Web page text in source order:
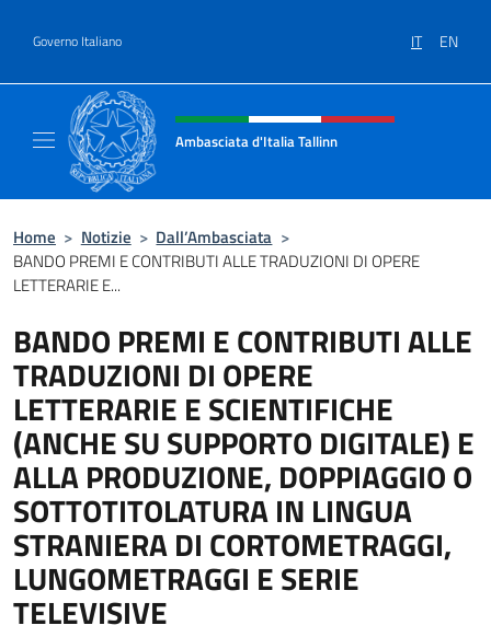
Governo Italiano IT EN
Intestazione sito, social e menù
Ambasciata d'Italia Tallinn
Home > Notizie > Dall’Ambasciata >
BANDO PREMI E CONTRIBUTI ALLE TRADUZIONI DI OPERE
LETTERARIE E...
BANDO PREMI E CONTRIBUTI ALLE
TRADUZIONI DI OPERE
LETTERARIE E SCIENTIFICHE
(ANCHE SU SUPPORTO DIGITALE) E
ALLA PRODUZIONE, DOPPIAGGIO O
SOTTOTITOLATURA IN LINGUA
STRANIERA DI CORTOMETRAGGI,
LUNGOMETRAGGI E SERIE
TELEVISIVE